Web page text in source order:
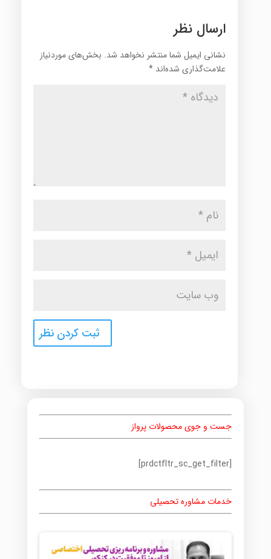
ارسال نظر
نشانی ایمیل شما منتشر نخواهد شد. بخش‌های موردنیاز
علامت‌گذاری شده‌اند *
جست و جوی محصولات پرواز
[prdctfltr_sc_get_filter]
خدمات مشاوره تحصیلی